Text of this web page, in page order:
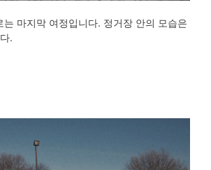
마지막 여정입니다. 정거장 안의 모습은
.